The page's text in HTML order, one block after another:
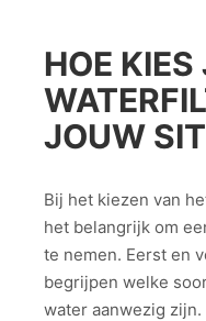
HOE
JOUW
Bij het kiezen van
het belangrijk om
te nemen. Eerst en
begrijpen welke
water aanwezig